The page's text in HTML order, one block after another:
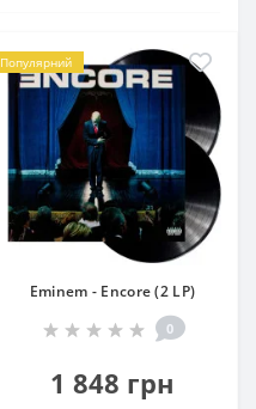
Популярний
Eminem - Encore (2 LP)
0
1 848 грн